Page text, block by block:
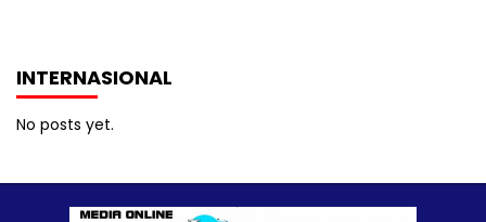
INTERNASIONAL
No posts yet.